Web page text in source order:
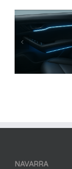
RED
NAVARRA